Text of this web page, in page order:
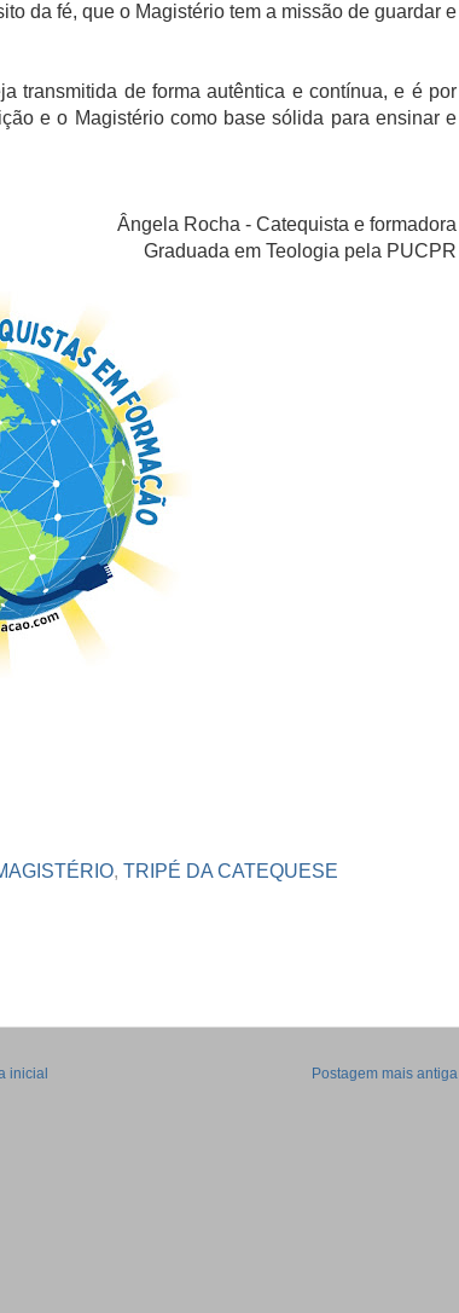
da fé, que o Magistério tem a missão de guardar e
transmitida de forma autêntica e contínua, e é por
e o Magistério como base sólida para ensinar e
Ângela Rocha - Catequista e formadora
Graduada em Teologia pela PUCPR
, TRIPÉ DA CATEQUESE
Postagem mais antiga
inicial